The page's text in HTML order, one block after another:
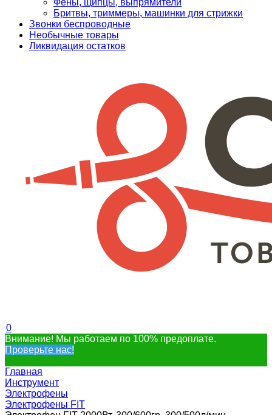
Фены, щипцы, выпрямители
Бритвы, триммеры, машинки для стрижки
Звонки беспроводные
Необычные товары
Ликвидация остатков
0
Внимание! Мы работаем по 100% предоплате.
Проверьте нас!
Главная
Инструмент
Электрофены
Электрофены FIT